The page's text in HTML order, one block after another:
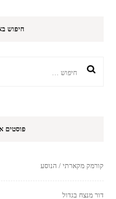
חיפוש
חיפוש:
פוסטים
קורמק מקארתי / הנוסע
דור מנצח בגדול